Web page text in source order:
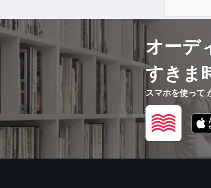
何度も登
そんなに
大拙の語
まさに日
大拙の伝
それが印
では、な
そして、
その答え
でも、あ
まずは、
オーデ
すきま
スマホを使って